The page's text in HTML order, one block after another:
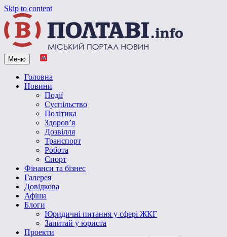
Skip to content
Vpoltave.info
Полтавський портал новин
Меню
Головна
Новини
Події
Суспільство
Політика
Здоров’я
Дозвілля
Транспорт
Робота
Спорт
Фінанси та бізнес
Галерея
Довідкова
Афіша
Блоги
Юридичні питання у сфері ЖКГ
Запитай у юриста
Проекти